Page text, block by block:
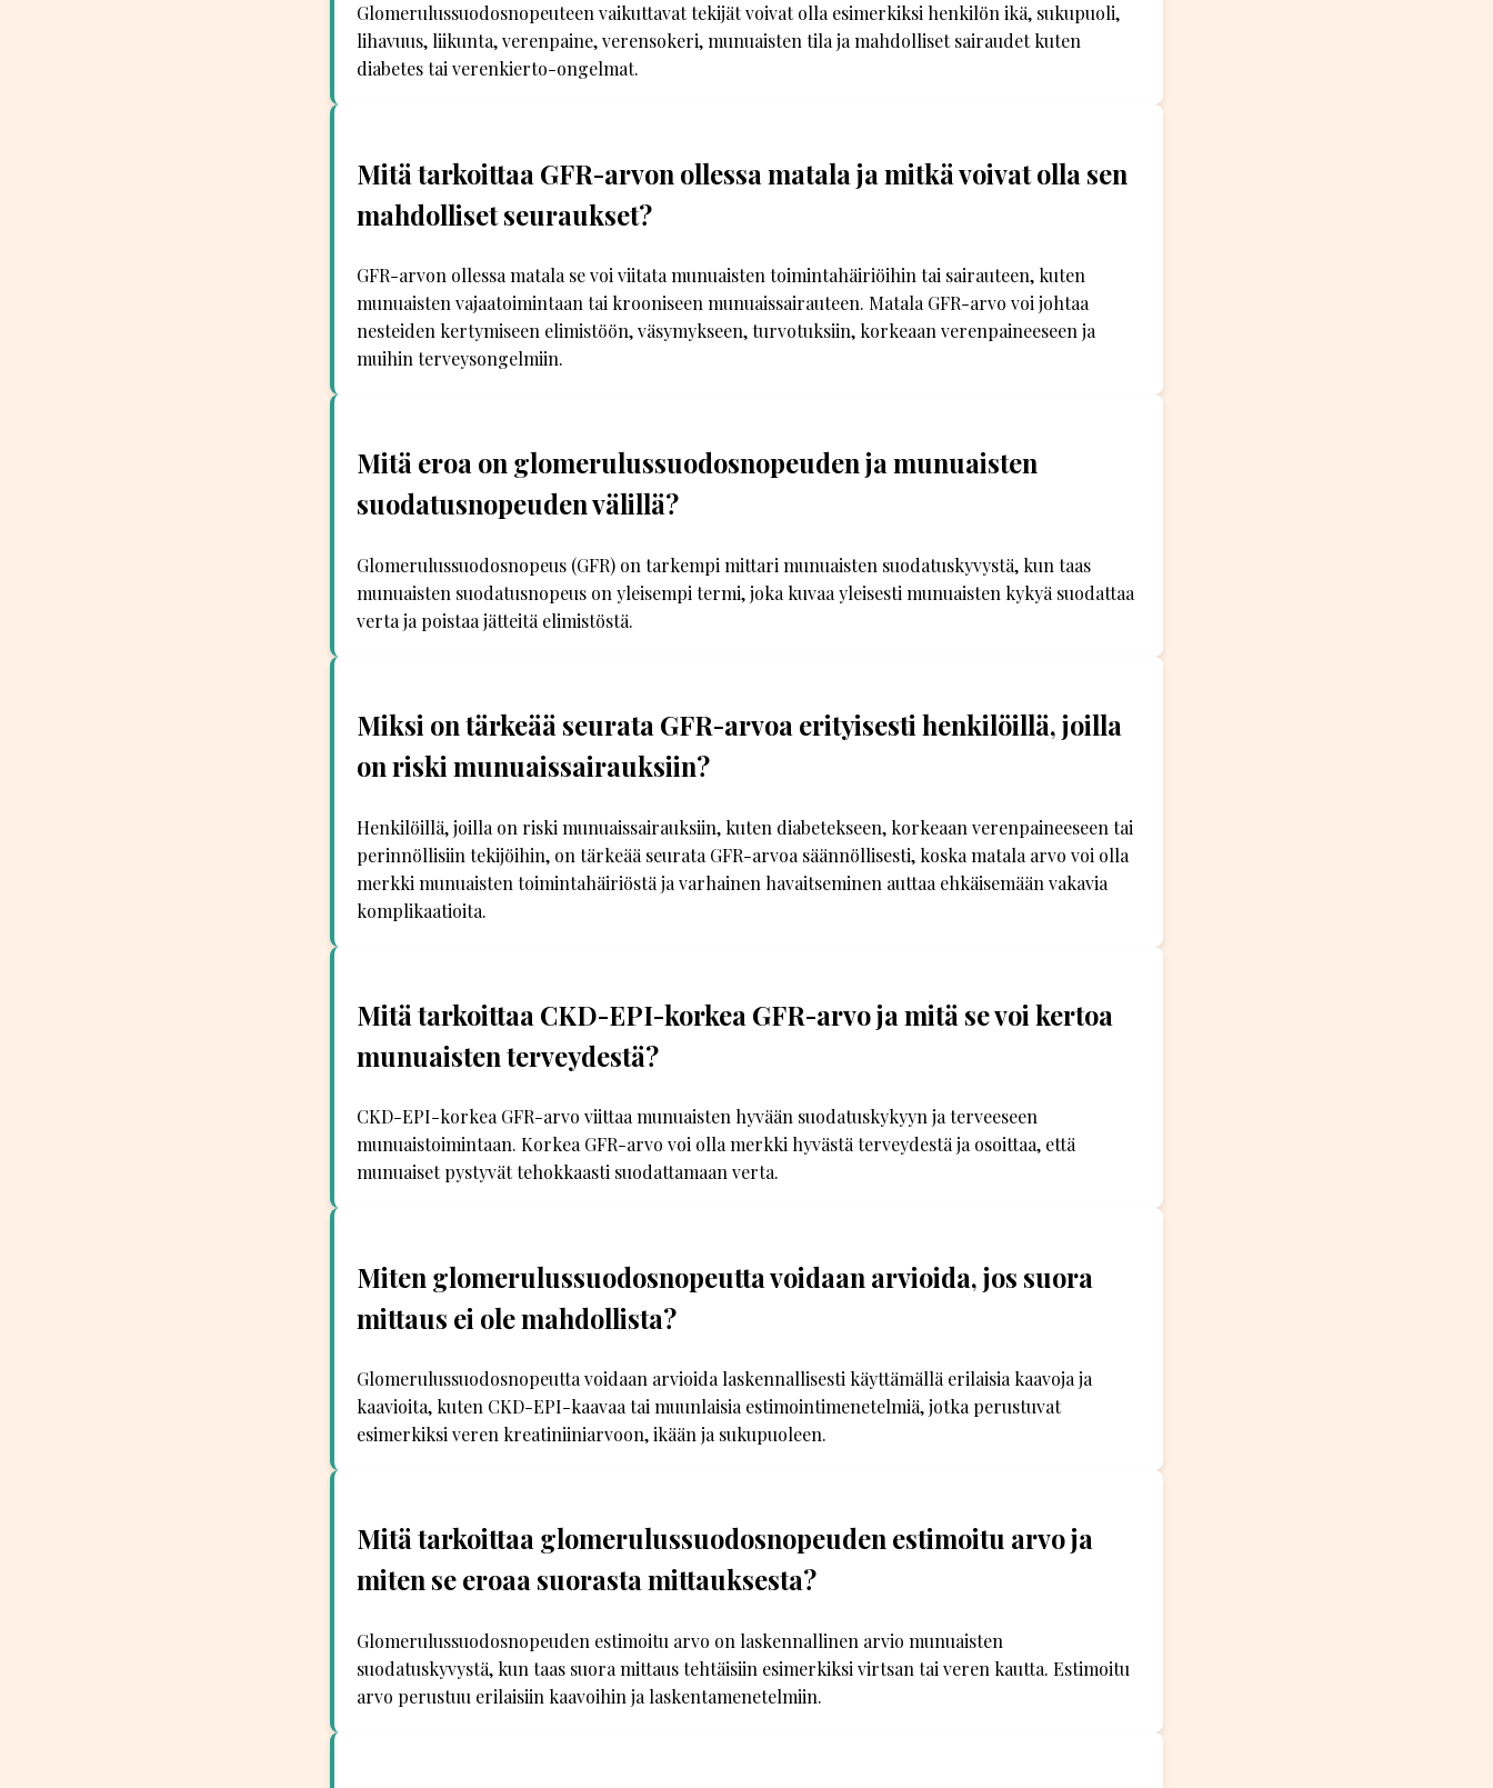
Glomerulussuodosnopeuteen vaikuttavat tekijät voivat olla esimerkiksi henkilön ikä, sukupuoli,
lihavuus, liikunta, verenpaine, verensokeri, munuaisten tila ja mahdolliset sairaudet kuten
diabetes tai verenkierto-ongelmat.
Mitä tarkoittaa GFR-arvon ollessa matala ja mitkä voivat olla sen
mahdolliset seuraukset?
GFR-arvon ollessa matala se voi viitata munuaisten toimintahäiriöihin tai sairauteen, kuten
munuaisten vajaatoimintaan tai krooniseen munuaissairauteen. Matala GFR-arvo voi johtaa
nesteiden kertymiseen elimistöön, väsymykseen, turvotuksiin, korkeaan verenpaineeseen ja
muihin terveysongelmiin.
Mitä eroa on glomerulussuodosnopeuden ja munuaisten
suodatusnopeuden välillä?
Glomerulussuodosnopeus (GFR) on tarkempi mittari munuaisten suodatuskyvystä, kun taas
munuaisten suodatusnopeus on yleisempi termi, joka kuvaa yleisesti munuaisten kykyä suodattaa
verta ja poistaa jätteitä elimistöstä.
Miksi on tärkeää seurata GFR-arvoa erityisesti henkilöillä, joilla
on riski munuaissairauksiin?
Henkilöillä, joilla on riski munuaissairauksiin, kuten diabetekseen, korkeaan verenpaineeseen tai
perinnöllisiin tekijöihin, on tärkeää seurata GFR-arvoa säännöllisesti, koska matala arvo voi olla
merkki munuaisten toimintahäiriöstä ja varhainen havaitseminen auttaa ehkäisemään vakavia
komplikaatioita.
Mitä tarkoittaa CKD-EPI-korkea GFR-arvo ja mitä se voi kertoa
munuaisten terveydestä?
CKD-EPI-korkea GFR-arvo viittaa munuaisten hyvään suodatuskykyyn ja terveeseen
munuaistoimintaan. Korkea GFR-arvo voi olla merkki hyvästä terveydestä ja osoittaa, että
munuaiset pystyvät tehokkaasti suodattamaan verta.
Miten glomerulussuodosnopeutta voidaan arvioida, jos suora
mittaus ei ole mahdollista?
Glomerulussuodosnopeutta voidaan arvioida laskennallisesti käyttämällä erilaisia kaavoja ja
kaavioita, kuten CKD-EPI-kaavaa tai muunlaisia estimointimenetelmiä, jotka perustuvat
esimerkiksi veren kreatiniiniarvoon, ikään ja sukupuoleen.
Mitä tarkoittaa glomerulussuodosnopeuden estimoitu arvo ja
miten se eroaa suorasta mittauksesta?
Glomerulussuodosnopeuden estimoitu arvo on laskennallinen arvio munuaisten
suodatuskyvystä, kun taas suora mittaus tehtäisiin esimerkiksi virtsan tai veren kautta. Estimoitu
arvo perustuu erilaisiin kaavoihin ja laskentamenetelmiin.